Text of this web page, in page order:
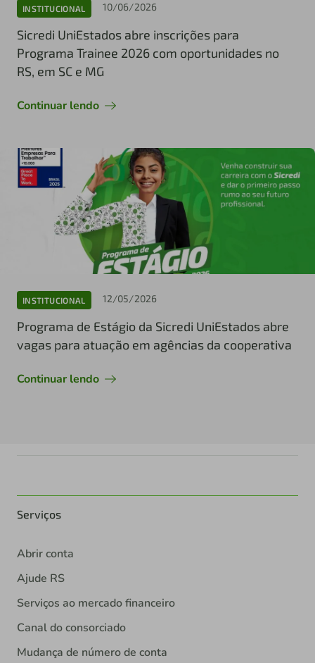
INSTITUCIONAL 10/06/2026
Sicredi UniEstados abre inscrições para
Programa Trainee 2026 com oportunidades no
RS, em SC e MG
Continuar lendo
INSTITUCIONAL 12/05/2026
Programa de Estágio da Sicredi UniEstados abre
vagas para atuação em agências da cooperativa
Continuar lendo
Serviços
Abrir conta
Ajude RS
Serviços ao mercado financeiro
Canal do consorciado
Mudança de número de conta